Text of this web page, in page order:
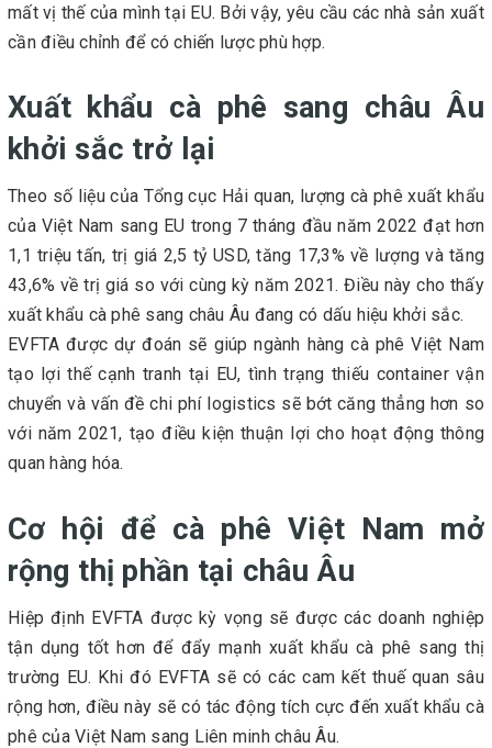
mất vị thế của mình tại EU. Bởi vậy, yêu cầu các nhà sản xuất
cần điều chỉnh để có chiến lược phù hợp.
Xuất khẩu cà phê sang châu Âu
khởi sắc trở lại
Theo số liệu của Tổng cục Hải quan, lượng cà phê xuất khẩu
của Việt Nam sang EU trong 7 tháng đầu năm 2022 đạt hơn
1,1 triệu tấn, trị giá 2,5 tỷ USD, tăng 17,3% về lượng và tăng
43,6% về trị giá so với cùng kỳ năm 2021. Điều này cho thấy
xuất khẩu cà phê sang châu Âu đang có dấu hiệu khởi sắc.
EVFTA được dự đoán sẽ giúp ngành hàng cà phê Việt Nam
tạo lợi thế cạnh tranh tại EU, tình trạng thiếu container vận
chuyển và vấn đề chi phí logistics sẽ bớt căng thẳng hơn so
với năm 2021, tạo điều kiện thuận lợi cho hoạt động thông
quan hàng hóa.
Cơ hội để cà phê Việt Nam mở
rộng thị phần tại châu Âu
Hiệp định EVFTA được kỳ vọng sẽ được các doanh nghiệp
tận dụng tốt hơn để đẩy mạnh xuất khẩu cà phê sang thị
trường EU. Khi đó EVFTA sẽ có các cam kết thuế quan sâu
rộng hơn, điều này sẽ có tác động tích cực đến xuất khẩu cà
phê của Việt Nam sang Liên minh châu Âu.